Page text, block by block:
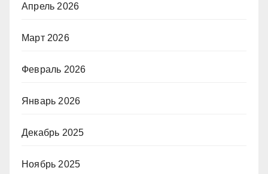
Апрель 2026
Март 2026
Февраль 2026
Январь 2026
Декабрь 2025
Ноябрь 2025